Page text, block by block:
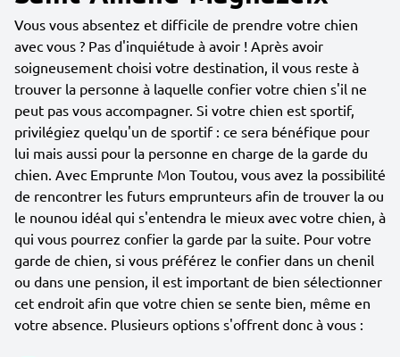
Vous vous absentez et difficile de prendre votre chien
avec vous ? Pas d'inquiétude à avoir ! Après avoir
soigneusement choisi votre destination, il vous reste à
trouver la personne à laquelle confier votre chien s'il ne
peut pas vous accompagner. Si votre chien est sportif,
privilégiez quelqu'un de sportif : ce sera bénéfique pour
lui mais aussi pour la personne en charge de la garde du
chien. Avec Emprunte Mon Toutou, vous avez la possibilité
de rencontrer les futurs emprunteurs afin de trouver la ou
le nounou idéal qui s'entendra le mieux avec votre chien, à
qui vous pourrez confier la garde par la suite. Pour votre
garde de chien, si vous préférez le confier dans un chenil
ou dans une pension, il est important de bien sélectionner
cet endroit afin que votre chien se sente bien, même en
votre absence. Plusieurs options s'offrent donc à vous :